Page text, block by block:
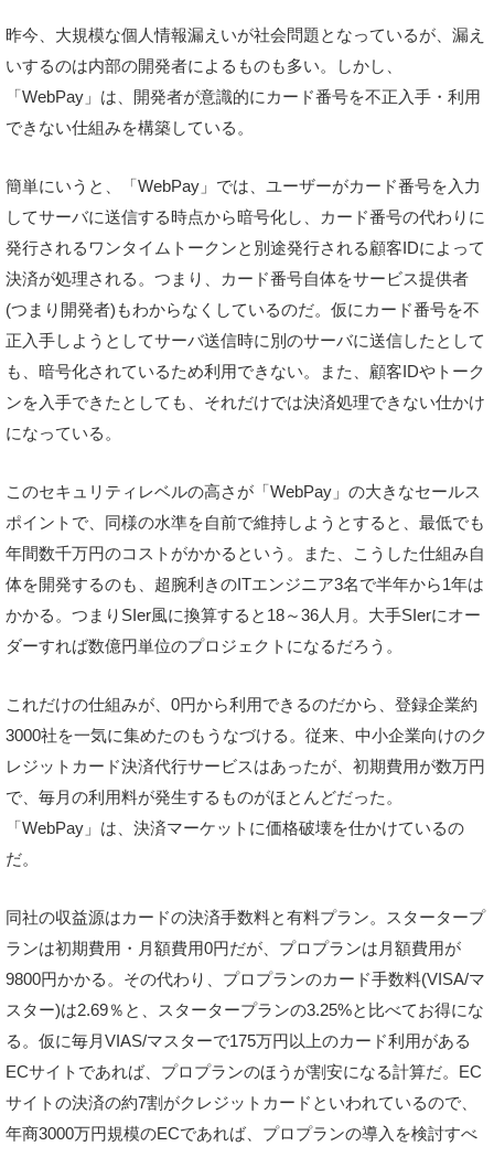
昨今、大規模な個人情報漏えいが社会問題となっているが、漏え
いするのは内部の開発者によるものも多い。しかし、
「WebPay」は、開発者が意識的にカード番号を不正入手・利用
できない仕組みを構築している。
簡単にいうと、「WebPay」では、ユーザーがカード番号を入力
してサーバに送信する時点から暗号化し、カード番号の代わりに
発行されるワンタイムトークンと別途発行される顧客IDによって
決済が処理される。つまり、カード番号自体をサービス提供者
(つまり開発者)もわからなくしているのだ。仮にカード番号を不
正入手しようとしてサーバ送信時に別のサーバに送信したとして
も、暗号化されているため利用できない。また、顧客IDやトーク
ンを入手できたとしても、それだけでは決済処理できない仕かけ
になっている。
このセキュリティレベルの高さが「WebPay」の大きなセールス
ポイントで、同様の水準を自前で維持しようとすると、最低でも
年間数千万円のコストがかかるという。また、こうした仕組み自
体を開発するのも、超腕利きのITエンジニア3名で半年から1年は
かかる。つまりSIer風に換算すると18～36人月。大手SIerにオー
ダーすれば数億円単位のプロジェクトになるだろう。
これだけの仕組みが、0円から利用できるのだから、登録企業約
3000社を一気に集めたのもうなづける。従来、中小企業向けのク
レジットカード決済代行サービスはあったが、初期費用が数万円
で、毎月の利用料が発生するものがほとんどだった。
「WebPay」は、決済マーケットに価格破壊を仕かけているの
だ。
同社の収益源はカードの決済手数料と有料プラン。スタータープ
ランは初期費用・月額費用0円だが、プロプランは月額費用が
9800円かかる。その代わり、プロプランのカード手数料(VISA/マ
スター)は2.69％と、スタータープランの3.25%と比べてお得にな
る。仮に毎月VIAS/マスターで175万円以上のカード利用がある
ECサイトであれば、プロプランのほうが割安になる計算だ。EC
サイトの決済の約7割がクレジットカードといわれているので、
年商3000万円規模のECであれば、プロプランの導入を検討すべ